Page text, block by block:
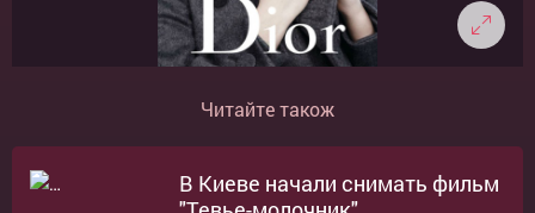
Читайте також
В Киеве начали снимать фильм